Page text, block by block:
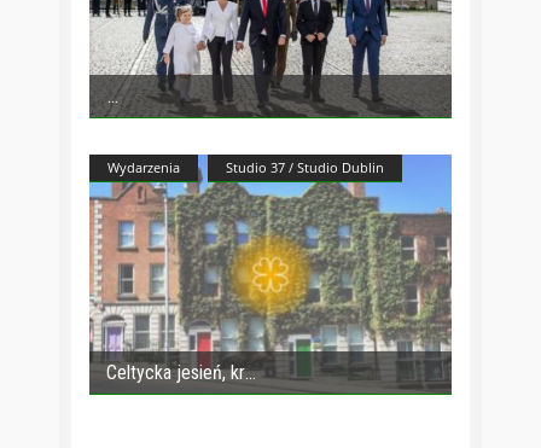
Wydarzenia Studio 37 / Studio Dublin
Celtycka jesień, kr